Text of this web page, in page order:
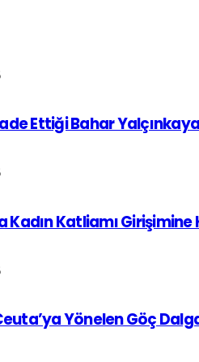
Ettiği Bahar
Katliamı Girişimine
Yönelen Göç